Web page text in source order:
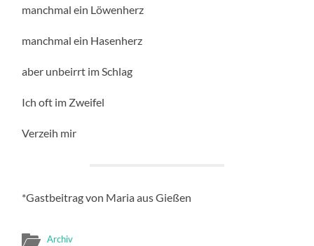
manchmal ein Löwenherz
manchmal ein Hasenherz
aber unbeirrt im Schlag
Ich oft im Zweifel
Verzeih mir
*Gastbeitrag von Maria aus Gießen
Archiv